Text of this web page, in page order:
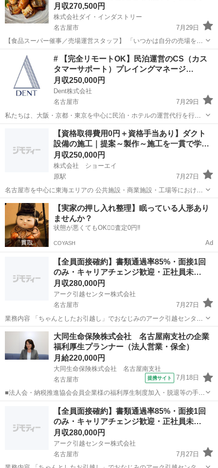
月収270,500円
株式会社ダイ・インダストリー
名古屋市
7月29日
【食品スーパー催事／売場運営スタッフ】 「いつかは自分の売場を持
ってみたい」 そう思ったことがある方に、知っていただきたい仕事が
あります。 大手スーパーの催事売場で海産物・珍味を販売しながら、
売場づくり・商...
販売 催事
# 【完全リモートOK】民泊運営のCS（カス
タマーサポート）プレイングマネージ…
月収250,000円
Dent株式会社
名古屋市
7月29日
私たちは、大阪・京都・東京を中心に民泊・ホテルの運営代行を行っ
ています。 今回募集するのは、ゲスト対応だけでなく、チームづくり
や業務改善にも携わるCS（カスタマーサポート）のプレイングマネー
ジャーです。 決め...
名古屋市 カスタマーサポート 業務
【資格取得費用0円＋資格手当あり】ダクト
設備の施工｜提案～製作～施工を一貫で学…
月収250,000円
株式会社 ショーエイ
原駅
7月27日
名古屋市を中心に東海エリアの 公共施設・商業施設・工場等におけ
る、 空調・給排気ダクト設備工事の施工管理業務 及び積算業務見積書
の作成をお任せします。 ■ 1日の業務の流れ（例） 08:00 出社・朝礼
09...
愛知 名古屋市 原駅 その他
【実家の押し入れ整理】眠っている人形あり
ませんか？
状態が悪くてもOK🙆‍♀️査定0円‼️
COYASH Ad
【全員面接確約】書類通過率85%・面接1回
のみ・キャリアチェンジ歓迎・正社員未…
月収280,000円
アーク引越センター株式会社
名古屋市
7月27日
業務内容 「ちゃんとしたお引越し」でおなじみのアーク引越センター
にて、反響型の営業職をお任せします。 当社のCMやHPを見て、すで
に引越しの見積もりを希望されているお客様への提案型営業がメイ
ン。テレアポや飛び込み...
愛知 名古屋市 その他
大同生命保険株式会社 名古屋南支社の企業
福利厚生プランナー（法人営業・保全）
月給220,000円
大同生命保険株式会社 名古屋南支社
名古屋市
提携サイト 7月18日
■法人会・納税推進協会会員企業様の福利厚生制度加入・脱退等の手続
きなどをお任せします。 家庭訪問ではなく、会員である法人企業様へ
と出向き、当社のお薦めするプランのご案内などがメイン。個人宅訪
問や知人・友人への保険勧誘は一切あ...
名古屋市 代理店営業
【全員面接確約】書類通過率85%・面接1回
のみ・キャリアチェンジ歓迎・正社員未…
月収280,000円
アーク引越センター株式会社
名古屋市
7月27日